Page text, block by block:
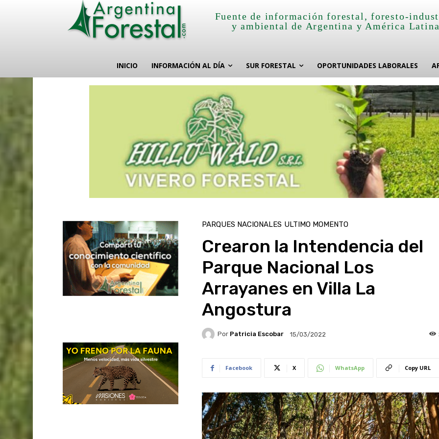
Fuente de información forestal, foresto-
y ambiental de Argentina y América
INICIO INFORMACIÓN AL DÍA SUR FORESTAL OPORTUNIDADES LABORALES
PARQUES NACIONALES ULTIMO MOMENTO
Crearon la Intendencia del
Parque Nacional Los
Arrayanes en Villa La
Angostura
Por Patricia Escobar 15/03/2022
Facebook X WhatsApp Copy URL